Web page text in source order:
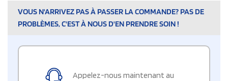
VOUS N'ARRIVEZ PAS À PASSER LA COMMANDE? PAS DE
PROBLÈMES, C'EST À NOUS D'EN PRENDRE SOIN !
Appelez-nous maintenant au